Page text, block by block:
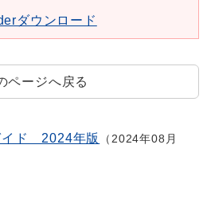
ダウンロード
ページへ戻る
イド 2024年版
2024年08月